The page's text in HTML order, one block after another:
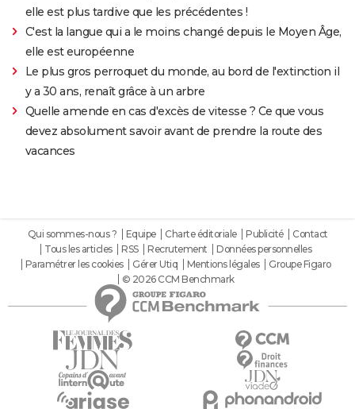
elle est plus tardive que les précédentes !
C'est la langue qui a le moins changé depuis le Moyen Âge,
elle est européenne
Le plus gros perroquet du monde, au bord de l'extinction il
y a 30 ans, renaît grâce à un arbre
Quelle amende en cas d'excès de vitesse ? Ce que vous
devez absolument savoir avant de prendre la route des
vacances
Qui sommes-nous ? Equipe Charte éditoriale Publicité
Contact
Tous les articles
RSS Recrutement
Données personnelles
Paramétrer les cookies
Gérer Utiq Mentions légales
Groupe Figaro
© 2026 CCM Benchmark